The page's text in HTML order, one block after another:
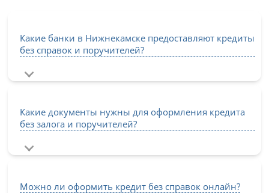
Какие банки в Нижнекамске предоставляют кредиты
без справок и поручителей?
Какие документы нужны для оформления кредита
без залога и поручителей?
Можно ли оформить кредит без справок онлайн?